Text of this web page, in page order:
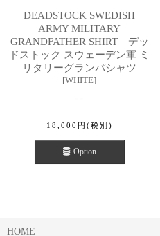
DEADSTOCK SWEDISH
ARMY MILITARY
GRANDFATHER SHIRT デッ
ドストック スウェーデン軍 ミ
リタリーグランパシャツ
[WHITE]
18,000 円 (税別)
Option
HOME